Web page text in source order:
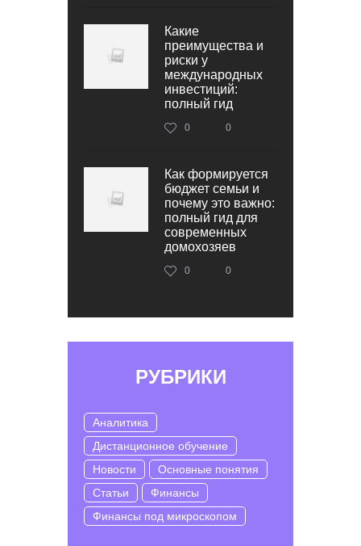
Какие
преимущества и
риски у
международных
инвестиций:
полный гид
0 0
Как формируется
бюджет семьи и
почему это важно:
полный гид для
современных
домохозяев
0 0
РУБРИКИ
Аналитика
Дистанционное обучение
Новости
Основные понятия
Статьи
Финансы
Финансы под микроскопом